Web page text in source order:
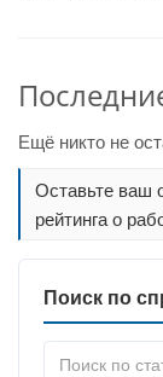
Ещё никто не
Оставьте ваш
рейтинга о
Поиск по